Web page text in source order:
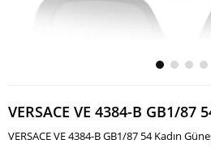
VERSACE VE 4384-B GB1/87
VERSACE VE 4384-B GB1/87 54 Kadın